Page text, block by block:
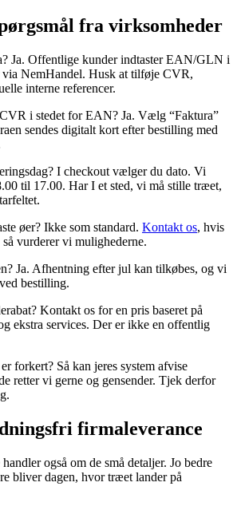
fra virksomheder
Ja. Offentlige kunder indtaster EAN/GLN i
via NemHandel. Husk at tilføje CVR,
interne referencer.
i stedet for EAN? Ja. Vælg “Faktura”
sendes digitalt kort efter bestilling med
I checkout vælger du dato. Vi
til 17.00. Har I et sted, vi må stille træet,
øer? Ikke som standard. Kontakt os, hvis
vurderer vi mulighederne.
Ja. Afhentning efter jul kan tilkøbes, og vi
bestilling.
Kontakt os for en pris baseret på
ekstra services. Der er ikke en offentlig
forkert? Så kan jeres system afvise
retter vi gerne og gensender. Tjek derfor
firmaleverance
også om de små detaljer. Jo bedre
bliver dagen, hvor træet lander på